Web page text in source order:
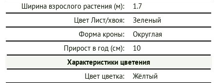
Ширина взрослого растения (м):
1.7
Цвет Лист/хвоя:
Зеленый
Форма кроны:
Округлая
Прирост в год (см):
10
Характеристики цветения
Цвет цветка:
Жёлтый